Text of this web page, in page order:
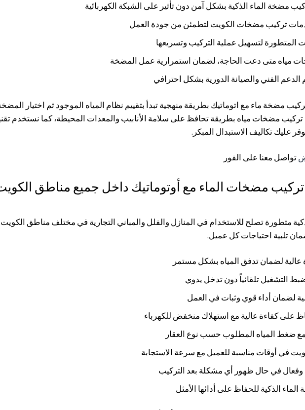
مضخة الماء الذكية بشكل آمن دون تأثير على الشبكة الكهربائية
تركيب مضخات الكويت لتطمئن من جودة العمل
المتطورة لتسهيل عملية التركيب وتسريعها
مياه متى دعت الحاجة، لضمان استمرارية عمل المضخة
الدعم الفني والصيانة الدورية بشكل احترافي
مضخة ماء مع اتوماتيك بطريقة منهجية تبدأ بتقييم نظام المياه الموجود ثم اختيار
تركيب مضخات مياه بطريقة تحافظ على سلامة الأنابيب والمعدات المحيطة، كما نستخدم
عليك تكاليف الاستبدال المبكر.
تواصل معنا على الفور
مضخات الماء مع أوتوماتيك داخل جميع مناطق
متطورة تصلح للاستخدام في المنازل والفلل والمباني التجارية في مختلف مناطق
تلبية احتياجات كل عميل.
لضمان تدفق المياه بشكل مستمر
التشغيل تلقائياً دون تدخل يدوي
لضمان أداء قوي وثبات في العمل
مع ضغط المياه المطلوب حسب نوع العقار
في أوقات مناسبة للعميل مع سرعة الاستجابة
في حال ظهور أي مشكلة بعد التركيب
الذكية للحفاظ على أدائها الأمثل